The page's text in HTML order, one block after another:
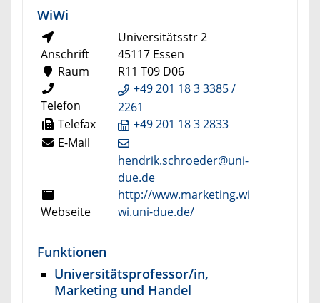
WiWi
Anschrift
Universitätsstr 2
45117 Essen
Raum
R11 T09 D06
Telefon
+49 201 18 3 3385 /
2261
Telefax
+49 201 18 3 2833
E-Mail
hendrik.schroeder@uni-
due.de
Webseite
http://www.marketing.wi
wi.uni-due.de/
Funktionen
Universitätsprofessor/in,
Marketing und Handel